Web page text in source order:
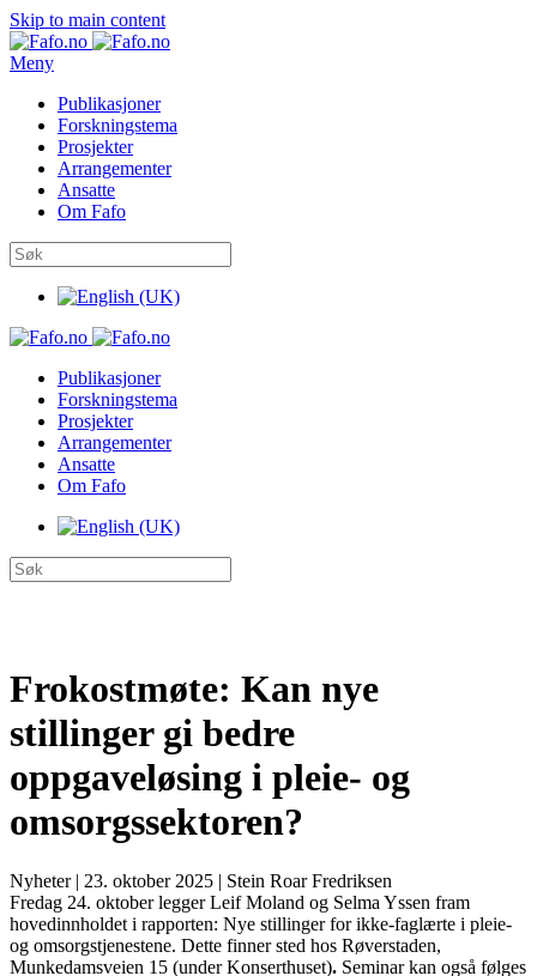
Skip to main content
Meny
Publikasjoner
Forskningstema
Prosjekter
Arrangementer
Ansatte
Om Fafo
Publikasjoner
Forskningstema
Prosjekter
Arrangementer
Ansatte
Om Fafo
Frokostmøte: Kan nye
stillinger gi bedre
oppgaveløsing i pleie- og
omsorgssektoren?
Nyheter | 23. oktober 2025 | Stein Roar Fredriksen
Fredag 24. oktober legger Leif Moland og Selma Yssen fram
hovedinnholdet i rapporten: Nye stillinger for ikke-faglærte i pleie-
og omsorgstjenestene. Dette finner sted hos Røverstaden,
Munkedamsveien 15 (under Konserthuset). Seminar kan også følges